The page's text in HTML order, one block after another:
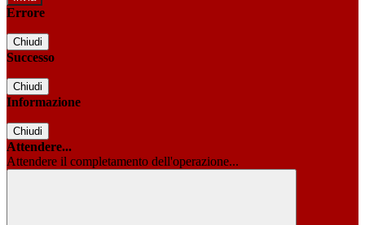
Errore
Chiudi
Successo
Chiudi
Informazione
Chiudi
Attendere...
Attendere il completamento dell'operazione...